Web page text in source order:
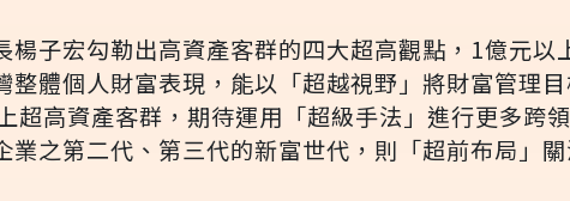
楊子宏勾勒出高資產客群的四大超高觀點，1億元以
整體個人財富表現，能以「超越視野」將財富管理
超高資產客群，期待運用「超級手法」進行更多跨
業之第二代、第三代的新富世代，則「超前布局」